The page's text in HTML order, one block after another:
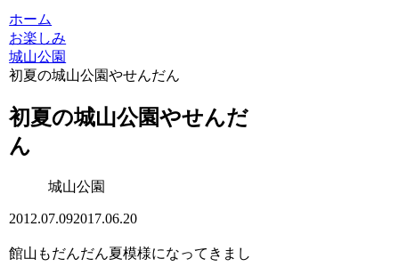
ホーム
お楽しみ
城山公園
初夏の城山公園やせんだん
初夏の城山公園やせんだ
ん
城山公園
2012.07.092017.06.20
館山もだんだん夏模様になってきまし